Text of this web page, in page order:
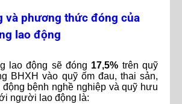
và phương thức đóng của
lao động
lao động sẽ đóng 17,5% trên quỹ
BHXH vào quỹ ốm đau, thai sản,
bệnh nghề nghiệp và quỹ hưu
người lao động là: